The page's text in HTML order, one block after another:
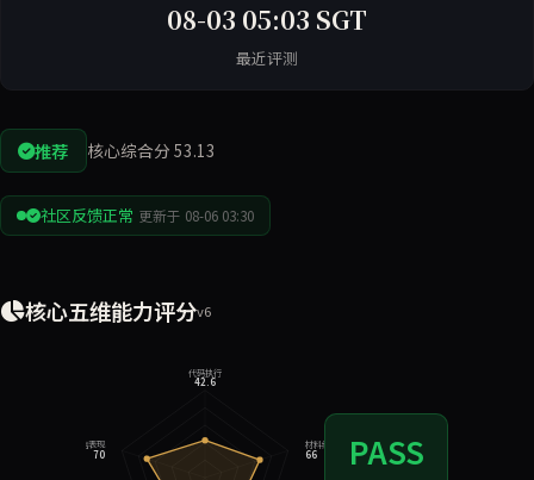
08-03 05:03 SGT
最近评测
推荐 核心综合分 53.13
社区反馈正常 更新于 08-06 03:30
核心五维能力评分v6
代码执行
42.6
材料约束
66
诚信表现
70 PASS